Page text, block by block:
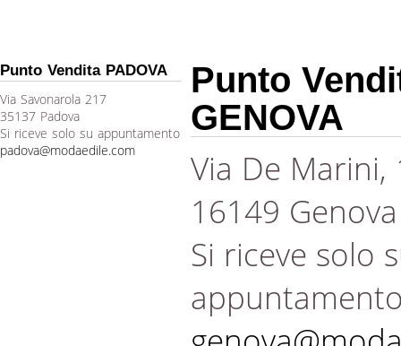
Punto Vendita PADOVA
Via Savonarola 217
35137 Padova
Si riceve solo su appuntamento
padova@modaedile.com
Punto
GENOVA
Via De Marini,
16149 Genova
Si riceve solo